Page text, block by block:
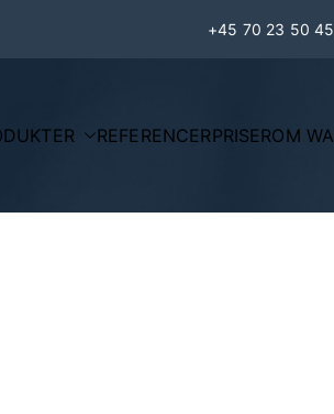
+45 70 23 50 45
REFERENCERPRISEROM